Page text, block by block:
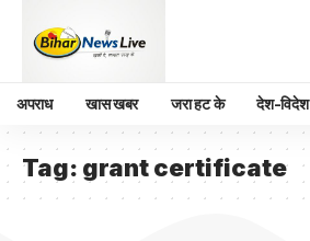
अपराध खास खबर जरा हट के देश-विदेश
Tag: grant certificate